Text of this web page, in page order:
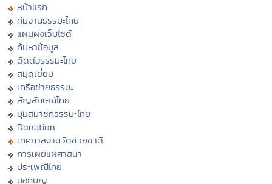
หน้าแรก
ทีมงานธรรมะไทย
แผนผังเว็บไซต์
ค้นหาข้อมูล
ติดต่อธรรมะไทย
สมุดเยี่ยม
เครือข่ายธรรมะ
สัญลักษณ์ไทย
มุมสมาชิกธรรมะไทย
Donation
เทศกาลงานวัดช่วยชาติ
การเผยแผ่ศาสนา
ประเพณีไทย
บอกบุญ